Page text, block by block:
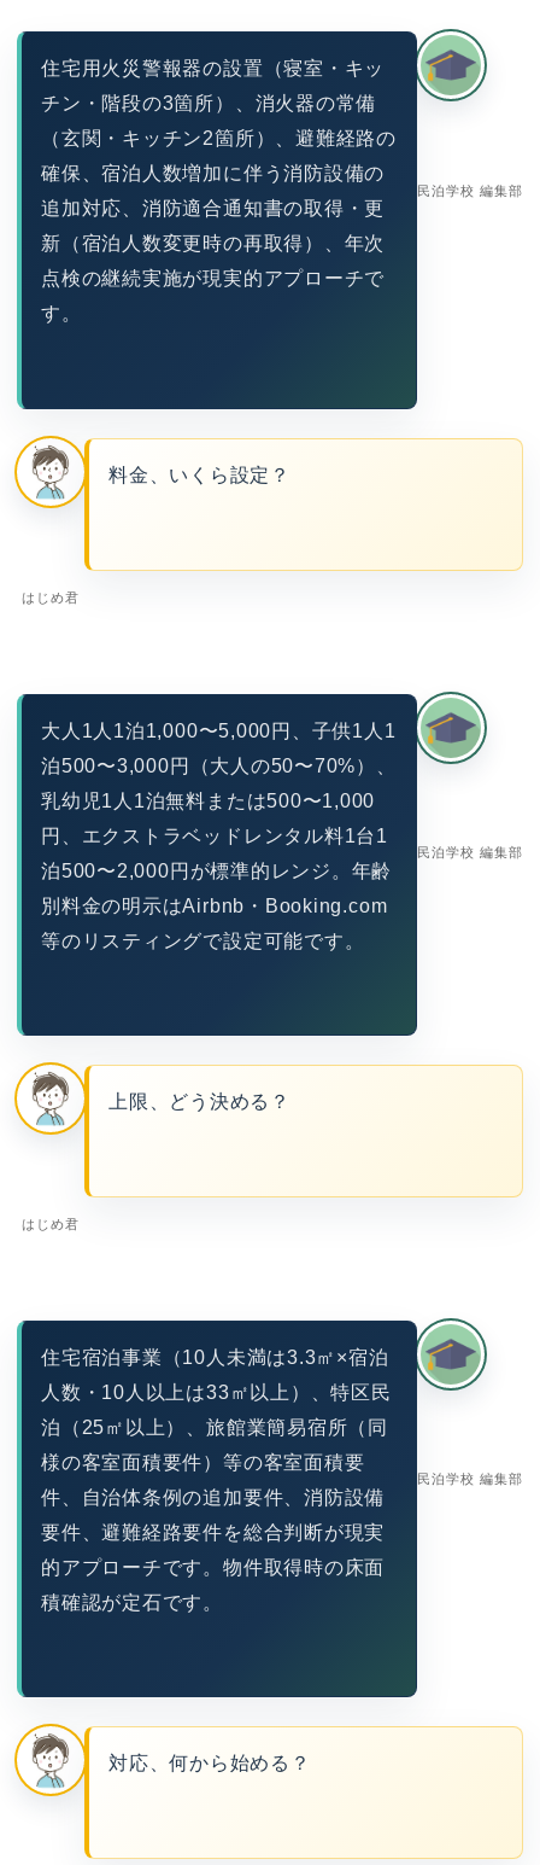
民泊学校 編集部
住宅用火災警報器の設置（寝室・キッ
チン・階段の3箇所）、消火器の常備
（玄関・キッチン2箇所）、避難経路の
確保、宿泊人数増加に伴う消防設備の
追加対応、消防適合通知書の取得・更
新（宿泊人数変更時の再取得）、年次
点検の継続実施が現実的アプローチで
す。
はじめ君
料金、いくら設定？
民泊学校 編集部
大人1人1泊1,000〜5,000円、子供1人1
泊500〜3,000円（大人の50〜70%）、
乳幼児1人1泊無料または500〜1,000
円、エクストラベッドレンタル料1台1
泊500〜2,000円が標準的レンジ。年齢
別料金の明示はAirbnb・Booking.com
等のリスティングで設定可能です。
はじめ君
上限、どう決める？
民泊学校 編集部
住宅宿泊事業（10人未満は3.3㎡×宿泊
人数・10人以上は33㎡以上）、特区民
泊（25㎡以上）、旅館業簡易宿所（同
様の客室面積要件）等の客室面積要
件、自治体条例の追加要件、消防設備
要件、避難経路要件を総合判断が現実
的アプローチです。物件取得時の床面
積確認が定石です。
対応、何から始める？